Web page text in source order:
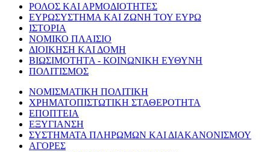
ΡΟΛΟΣ ΚΑΙ ΑΡΜΟΔΙΟΤΗΤΕΣ
ΕΥΡΩΣΥΣΤΗΜΑ ΚΑΙ ΖΩΝΗ ΤΟΥ ΕΥΡΩ
ΙΣΤΟΡΙΑ
ΝΟΜΙΚΟ ΠΛΑΙΣΙΟ
ΔΙΟΙΚΗΣΗ ΚΑΙ ΔΟΜΗ
ΒΙΩΣΙΜΟΤΗΤΑ - ΚΟΙΝΩΝΙΚΗ ΕΥΘΥΝΗ
ΠΟΛΙΤΙΣΜΟΣ
ΝΟΜΙΣΜΑΤΙΚΗ ΠΟΛΙΤΙΚΗ
ΧΡΗΜΑΤΟΠΙΣΤΩΤΙΚΗ ΣΤΑΘΕΡΟΤΗΤΑ
ΕΠΟΠΤΕΙΑ
ΕΞΥΓΙΑΝΣΗ
ΣΥΣΤΗΜΑΤΑ ΠΛΗΡΩΜΩΝ ΚΑΙ ΔΙΑΚΑΝΟΝΙΣΜΟΥ
ΑΓΟΡΕΣ